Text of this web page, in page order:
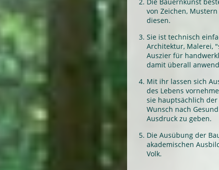
von Zeichen,
diesen.
Sie ist technisch
Architektur, Malerei,
Auszier für
damit überall
Mit ihr lassen sich
des Lebens
sie hauptsächlich
Wunsch nach
Ausdruck zu geben.
Die Ausübung der
akademischen
Volk.